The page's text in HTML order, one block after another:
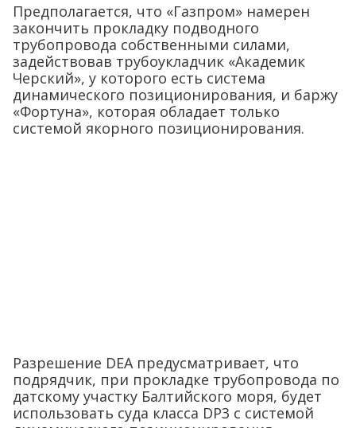
Предполагается, что «Газпром» намерен
закончить прокладку подводного
трубопровода собственными силами,
задействовав трубоукладчик «Академик
Черский», у которого есть система
динамического позиционирования, и баржу
«Фортуна», которая обладает только
системой якорного позиционирования.
Разрешение DEA предусматривает, что
подрядчик, при прокладке трубопровода по
датскому участку Балтийского моря, будет
использовать суда класса DP3 с системой